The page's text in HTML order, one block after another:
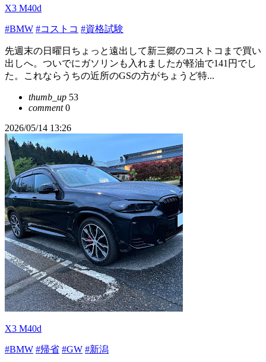
X3 M40d
#BMW #コストコ #資格試験
先週末の日曜日ちょっと遠出して新三郷のコストコまで買い
出しへ。ついでにガソリンも入れましたが軽油で141円でし
た。これならうちの近所のGSの方がちょうど特...
thumb_up 53
comment0
2026/05/14 13:26
X3 M40d
#BMW #帰省 #GW #新潟